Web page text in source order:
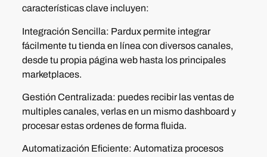
características clave incluyen:
Integración Sencilla: Pardux permite integrar
fácilmente tu tienda en línea con diversos canales,
desde tu propia página web hasta los principales
marketplaces.
Gestión Centralizada: puedes recibir las ventas de
multiples canales, verlas en un mismo dashboard y
procesar estas ordenes de forma fluida.
Automatización Eficiente: Automatiza procesos